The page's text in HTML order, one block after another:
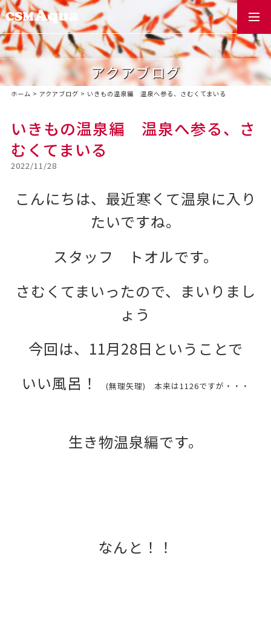
アクアブログ
ホーム > アクアブログ > いきもの温泉編 温泉へ参る、さむくてまいる
いきもの温泉編 温泉へ参る、さ
むくてまいる
2022/11/28
こんにちは、最近寒くて温泉に入り
たいですね。
スタッフ トオルです。
さむくてまいったので、まいりまし
ょう
今回は、11月28日ということで
いい風呂！
(無理矢理) 本来は1126ですが・・・
生き物温泉編です。
なんと！！